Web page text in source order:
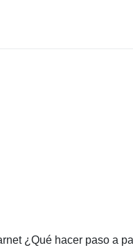
¿Qué hacer paso a